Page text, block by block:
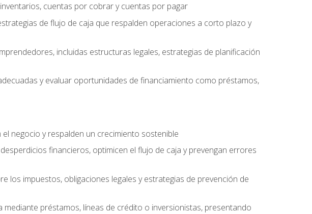
cuentas por cobrar y cuentas por pagar
de flujo de caja que respalden operaciones a corto plazo y
incluidas estructuras legales, estrategias de planificación
y evaluar oportunidades de financiamiento como préstamos,
negocio y respalden un crecimiento sostenible
financieros, optimicen el flujo de caja y prevengan errores
los impuestos, obligaciones legales y estrategias de prevención de
préstamos, líneas de crédito o inversionistas, presentando